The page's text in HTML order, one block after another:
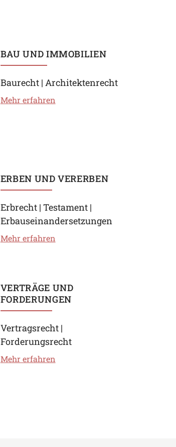
BAU UND IMMOBILIEN
Baurecht | Architektenrecht
Mehr erfahren
ERBEN UND VERERBEN
Erbrecht | Testament |
Erbauseinandersetzungen
Mehr erfahren
VERTRÄGE UND
FORDERUNGEN
Vertragsrecht |
Forderungsrecht
Mehr erfahren